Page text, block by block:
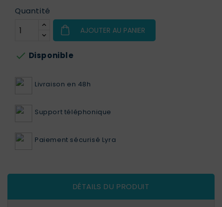
Quantité
AJOUTER AU PANIER
 Disponible
Livraison en 48h
Support téléphonique
Paiement sécurisé Lyra
DÉTAILS DU PRODUIT